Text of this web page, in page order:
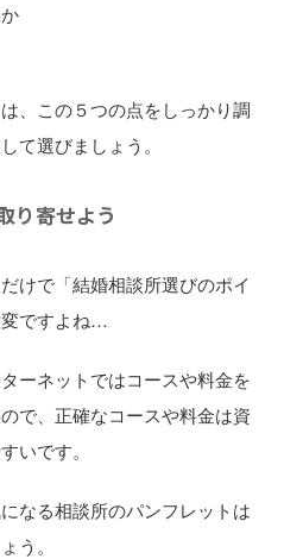
、この５つの点をしっかり調
て選びましょう。
り寄せよう
けで「結婚相談所選びのポイ
変ですよね…
ーネットではコースや料金を
で、正確なコースや料金は資
いです。
なる相談所のパンフレットは
う。